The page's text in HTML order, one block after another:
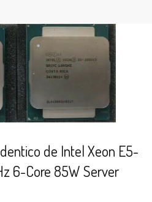
de Intel Xeon E5-
6-Core 85W Server